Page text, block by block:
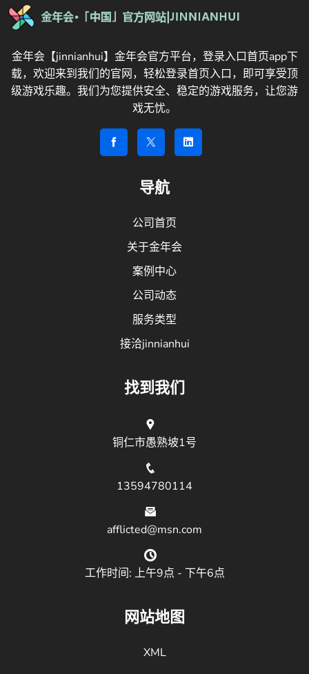
金年会【jinnianhui】金年会官方平台，登录入口首页app下
载，欢迎来到我们的官网，轻松登录首页入口，即可享受顶
级游戏乐趣。我们为您提供安全、稳定的游戏服务，让您游
戏无忧。
导航
公司首页
关于金年会
案例中心
公司动态
服务类型
接洽jinnianhui
找到我们
铜仁市愚熟坡1号
13594780114
afflicted@msn.com
工作时间: 上午9点 - 下午6点
网站地图
XML